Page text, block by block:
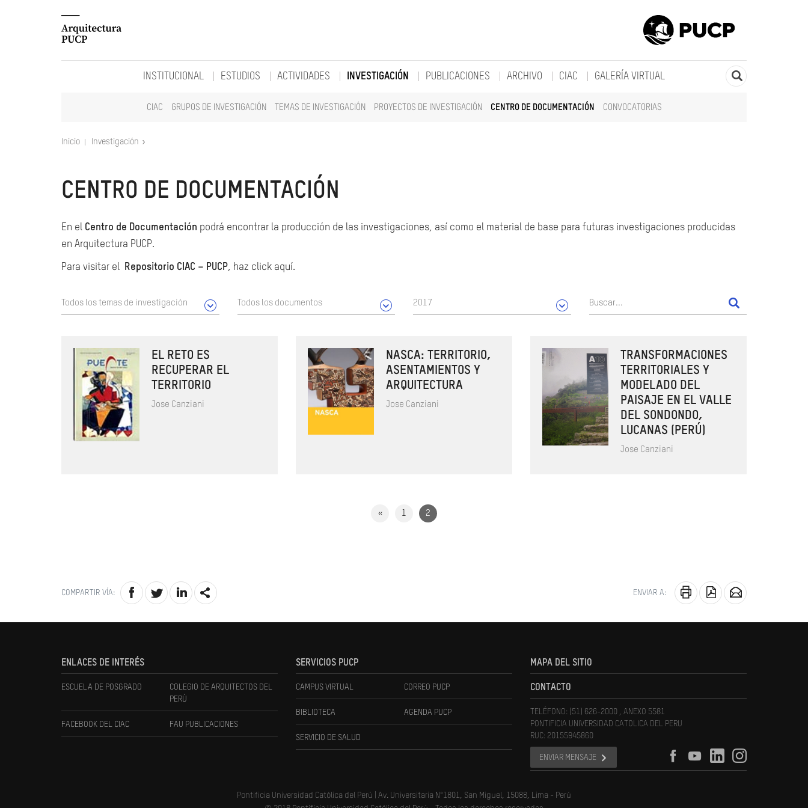
INSTITUCIONAL ESTUDIOS ACTIVIDADES INVESTIGACIÓN
CIAC GRUPOS DE INVESTIGACIÓN TEMAS DE INVESTIGACIÓN PROYECTOS DE INVESTIGACIÓN CENTRO DE DOCUMENTACIÓN CONVOCATORIAS
PUBLICACIONES ARCHIVO CIAC GALERÍA VIRTUAL
Inicio Investigación
CENTRO DE DOCUMENTACIÓN
En el Centro de Documentación podrá encontrar la producción de las investigaciones, así como el material de base para futuras investigaciones producidas
en Arquitectura PUCP.
Para visitar el Repositorio CIAC – PUCP, haz click aquí.
Todos los temas de investigación Todos los documentos 2017
EL RETO ES
RECUPERAR EL
TERRITORIO
Jose Canziani
NASCA: TERRITORIO,
ASENTAMIENTOS Y
ARQUITECTURA
Jose Canziani
TRANSFORMACIONES
TERRITORIALES Y
MODELADO DEL
PAISAJE EN EL VALLE
DEL SONDONDO,
LUCANAS (PERÚ)
Jose Canziani
« 1 2
COMPARTIR VÍA: ENVIAR A:
ENLACES DE INTERÉS
ESCUELA DE POSGRADO
COLEGIO DE ARQUITECTOS DEL
PERÚ
FACEBOOK DEL CIAC FAU PUBLICACIONES
SERVICIOS PUCP
CAMPUS VIRTUAL CORREO PUCP
BIBLIOTECA AGENDA PUCP
SERVICIO DE SALUD
MAPA DEL SITIO
CONTACTO
TELÉFONO: (51) 626-2000 , ANEXO 5581
PONTIFICIA UNIVERSIDAD CATOLICA DEL PERU
RUC: 20155945860
ENVIAR MENSAJE
Pontificia Universidad Católica del Perú | Av. Universitaria N°1801, San Miguel, 15088, Lima - Perú